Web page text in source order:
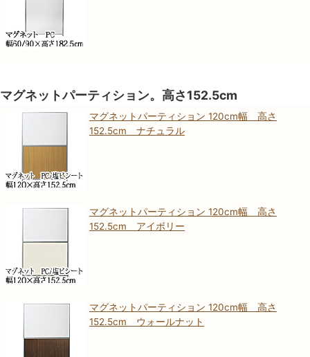
マグネットパーティション。高さ152.5cm
マグネットパーティション 120cm幅 高さ
152.5cm ナチュラル
マグネットパーティション 120cm幅 高さ
152.5cm アイボリー
マグネットパーティション 120cm幅 高さ
152.5cm ウォールナット